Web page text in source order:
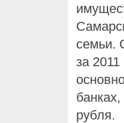
семьи.
за
рубля.